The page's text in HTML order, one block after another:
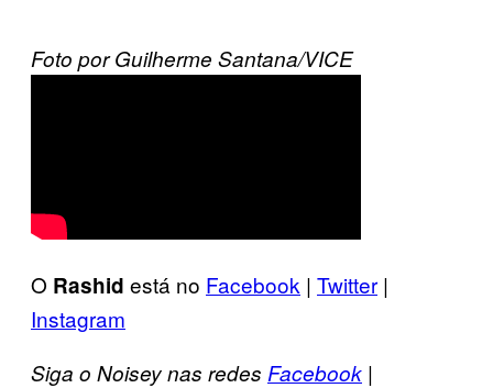
Foto por Guilherme Santana/VICE
O Rashid está no Facebook | Twitter |
Instagram
Siga o Noisey nas redes Facebook |